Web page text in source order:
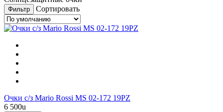
Фильтр Сортировать
Очки с/з Mario Rossi MS 02-172 19PZ
6 500u